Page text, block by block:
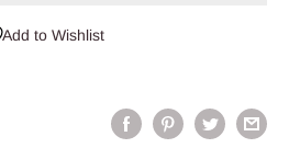
Add to Wishlist